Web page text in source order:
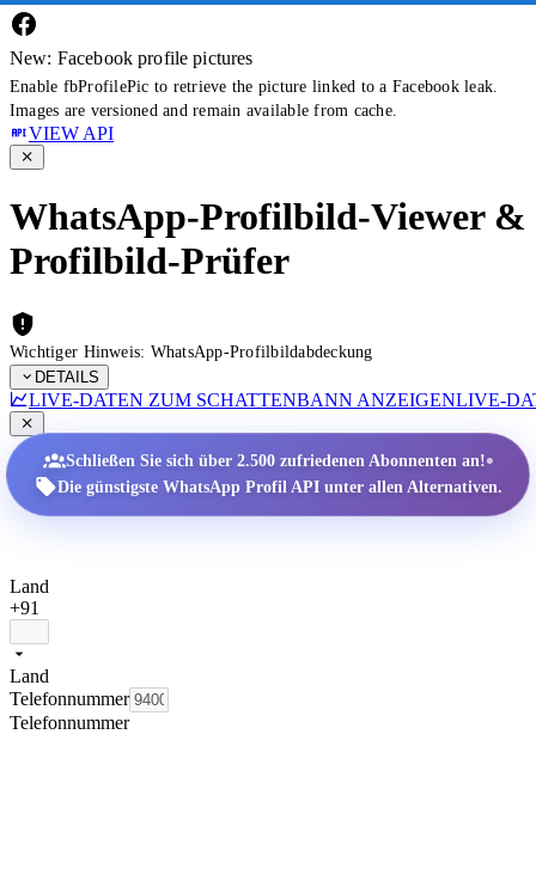
New: Facebook profile pictures
Enable fbProfilePic to retrieve the picture linked to a Facebook leak.
Images are versioned and remain available from cache.
VIEW API
WhatsApp-Profilbild-Viewer &
Profilbild-Prüfer
Wichtiger Hinweis: WhatsApp-Profilbildabdeckung
DETAILS
LIVE-DATEN ZUM SCHATTENBANN ANZEIGENLIVE-
Schließen Sie sich über 2.500 zufriedenen Abonnenten an!•
Die günstigste WhatsApp Profil API unter allen Alternativen.
Land
+91
Land
Telefonnummer
Telefonnummer